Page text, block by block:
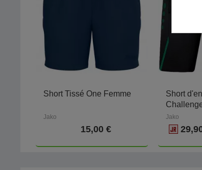
Short Tissé One Femme
Jako
15,00 €
Short
Jako